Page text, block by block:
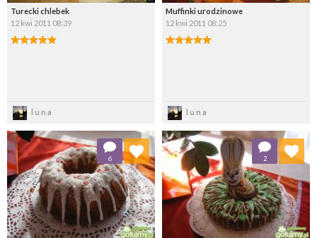
Turecki chlebek
12 kwi 2011 08:39
luna
Muffinki urodzinowe
12 kwi 2011 08:25
luna
6
Dodaj do ulubionych
Wybierz listę:
2
Dodaj do ulubionych
Wybierz listę: